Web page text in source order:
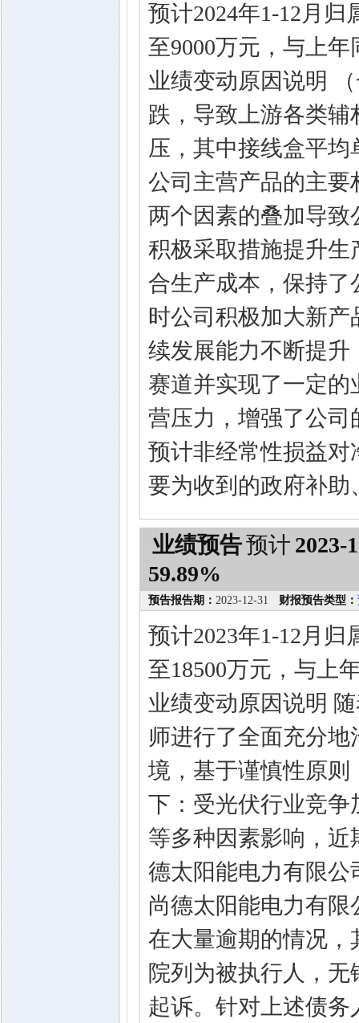
预计2024年1-12月
至9000万元，与上年
业绩变动原因说明
跌，导致上游各类
压，其中接线盒平均
公司主营产品的主
两个因素的叠加导致
积极采取措施提升
合生产成本，保持
时公司积极加大新
续发展能力不断提升
赛道并实现了一定
营压力，增强了公司
预计非经常性损益对
要为收到的政府补
业绩预告预计 2023-
59.89%
预告报告期： 2023-12-31 财报预告类型：
预计2023年1-12月
至18500万元，与上
业绩变动原因说明
师进行了全面充分
境，基于谨慎性原
下：受光伏行业竞
等多种因素影响，
德太阳能电力有限
尚德太阳能电力有
在大量逾期的情况
院列为被执行人，
起诉。针对上述债